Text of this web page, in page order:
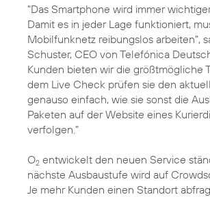
"Das Smartphone wird immer
Damit es in jeder Lage funktioniert,
Mobilfunknetz reibungslos arbeiten",
Schuster, CEO von Telefónica
Kunden bieten wir die größtmögliche
dem Live Check prüfen sie den
genauso einfach, wie sie sonst die
Paketen auf der Website eines
verfolgen."
O2 entwickelt den neuen Service
nächste Ausbaustufe wird auf
Je mehr Kunden einen Standort